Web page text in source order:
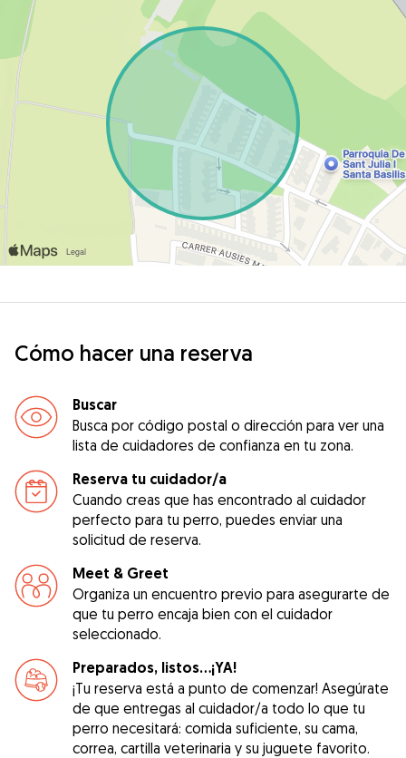
Cómo hacer una reserva
Buscar
Busca por código postal o dirección para ver una
lista de cuidadores de confianza en tu zona.
Reserva tu cuidador/a
Cuando creas que has encontrado al cuidador
perfecto para tu perro, puedes enviar una
solicitud de reserva.
Meet & Greet
Organiza un encuentro previo para asegurarte de
que tu perro encaja bien con el cuidador
seleccionado.
Preparados, listos...¡YA!
¡Tu reserva está a punto de comenzar! Asegúrate
de que entregas al cuidador/a todo lo que tu
perro necesitará: comida suficiente, su cama,
correa, cartilla veterinaria y su juguete favorito.